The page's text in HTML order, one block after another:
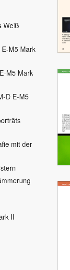
Weiß
M5 Mark
M5 Mark
D E-M5
mit der
II